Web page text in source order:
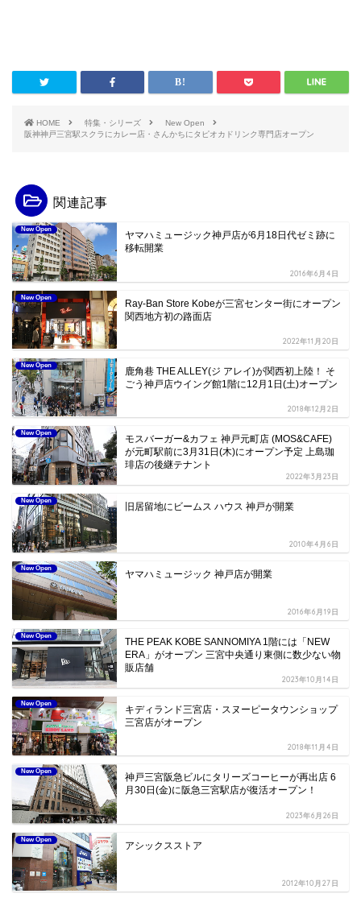
HOME 特集・シリーズ
New Open
阪神神戸三宮駅スクラにカレー店・さんかちにタピオカドリンク専門店オープン
関連記事
New Open
ヤマハミュージック神戸店が6月18日代ゼミ跡に
移転開業
2016年6月4日
New Open
Ray-Ban Store Kobeが三宮センター街にオープン
関西地方初の路面店
2022年11月20日
New Open
鹿角巷 THE ALLEY(ジ アレイ)が関西初上陸！ そ
ごう神戸店ウイング館1階に12月1日(土)オープン
2018年12月2日
New Open
モスバーガー&カフェ 神戸元町店 (MOS&CAFE)
が元町駅前に3月31日(木)にオープン予定 上島珈
琲店の後継テナント
2022年3月23日
New Open
旧居留地にビームス ハウス 神戸が開業
2010年4月6日
New Open
ヤマハミュージック 神戸店が開業
2016年6月19日
New Open
THE PEAK KOBE SANNOMIYA 1階には「NEW
ERA」がオープン 三宮中央通り東側に数少ない物
販店舗
2023年10月14日
New Open
キディランド三宮店・スヌーピータウンショップ
三宮店がオープン
2018年11月4日
New Open
神戸三宮阪急ビルにタリーズコーヒーが再出店 6
月30日(金)に阪急三宮駅店が復活オープン！
2023年6月26日
New Open
アシックスストア
2012年10月27日